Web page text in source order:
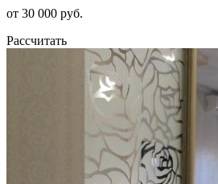
от 30 000 руб.
Рассчитать